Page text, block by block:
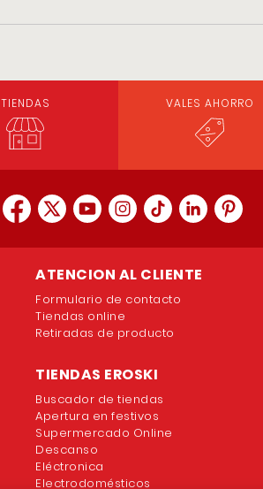
TIENDAS VALES AHORRO
ATENCION AL CLIENTE
Formulario de contacto
Tiendas online
Retiradas de producto
TIENDAS EROSKI
Buscador de tiendas
Apertura en festivos
Supermercado Online
Descanso
Eléctronica
Electrodomésticos